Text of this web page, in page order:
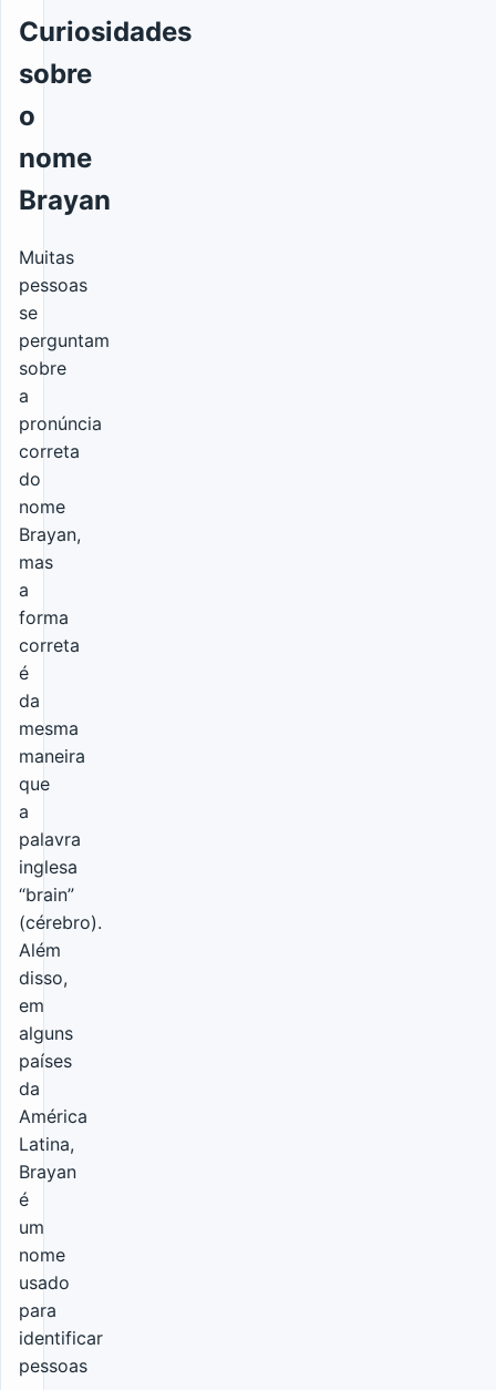
Curiosidades
sobre
o
nome
Brayan
Muitas
pessoas
se
perguntam
sobre
a
pronúncia
correta
do
nome
Brayan,
mas
a
forma
correta
é
da
mesma
maneira
que
a
palavra
inglesa
“brain”
(cérebro).
Além
disso,
em
alguns
países
da
América
Latina,
Brayan
é
um
nome
usado
para
identificar
pessoas